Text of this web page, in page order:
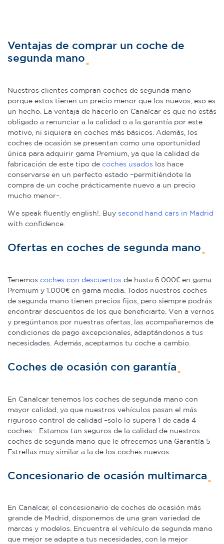
Ventajas de comprar un coche de
segunda mano
Nuestros clientes compran coches de segunda mano
porque estos tienen un precio menor que los nuevos, eso es
un hecho. La ventaja de hacerlo en Canalcar es que no estás
obligado a renunciar a la calidad o a la garantía por este
motivo, ni siquiera en coches más básicos. Además, los
coches de ocasión se presentan como una oportunidad
única para adquirir gama Premium, ya que la calidad de
fabricación de este tipo de coches usados los hace
conservarse en un perfecto estado –permitiéndote la
compra de un coche prácticamente nuevo a un precio
mucho menor–.
We speak fluently english!. Buy second hand cars in Madrid
with confidence.
Ofertas en coches de segunda mano
Tenemos coches con descuentos de hasta 6.000€ en gama
Premium y 1.000€ en gama media. Todos nuestros coches
de segunda mano tienen precios fijos, pero siempre podrás
encontrar descuentos de los que beneficiarte. Ven a vernos
y pregúntanos por nuestras ofertas, las acompañaremos de
condiciones de pago excepcionales, adaptándonos a tus
necesidades. Además, aceptamos tu coche a cambio.
Coches de ocasión con garantía
En Canalcar tenemos los coches de segunda mano con
mayor calidad, ya que nuestros vehículos pasan el más
riguroso control de calidad –solo lo supera 1 de cada 4
coches–. Estamos tan seguros de la calidad de nuestros
coches de segunda mano que le ofrecemos una Garantía 5
Estrellas muy similar a la de los coches nuevos.
Concesionario de ocasión multimarca
En Canalcar, el concesionario de coches de ocasión más
grande de Madrid, disponemos de una gran variedad de
marcas y modelos. Encuentra el vehículo de segunda mano
que mejor se adapte a tus necesidades, con la mejor